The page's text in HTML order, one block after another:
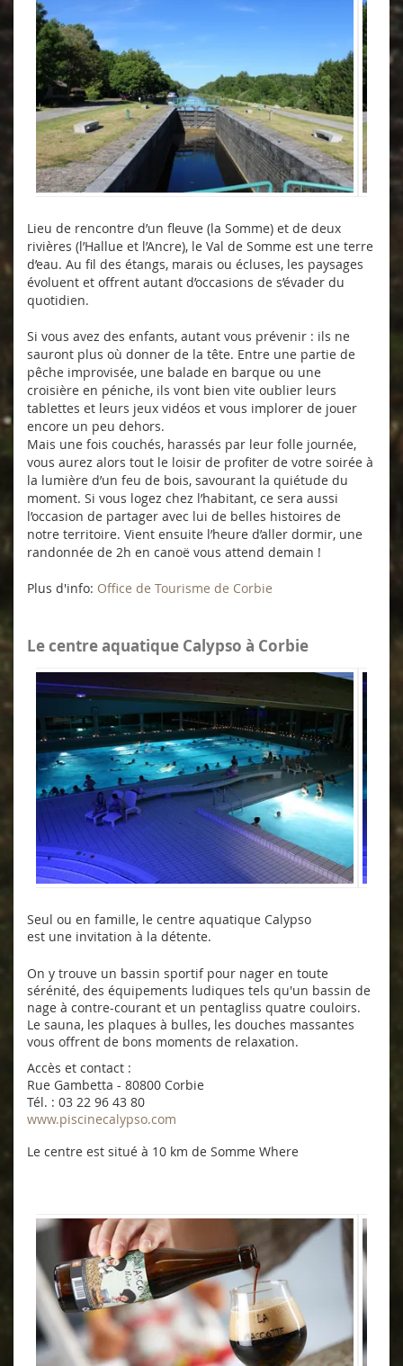
Lieu de rencontre d’un fleuve (la Somme) et de deux
rivières (l’Hallue et l’Ancre), le Val de Somme est une terre
d’eau. Au fil des étangs, marais ou écluses, les paysages
évoluent et offrent autant d’occasions de s’évader du
quotidien.
Si vous avez des enfants, autant vous prévenir : ils ne
sauront plus où donner de la tête. Entre une partie de
pêche improvisée, une balade en barque ou une
croisière en péniche, ils vont bien vite oublier leurs
tablettes et leurs jeux vidéos et vous implorer de jouer
encore un peu dehors.
Mais une fois couchés, harassés par leur folle journée,
vous aurez alors tout le loisir de profiter de votre soirée à
la lumière d’un feu de bois, savourant la quiétude du
moment. Si vous logez chez l’habitant, ce sera aussi
l’occasion de partager avec lui de belles histoires de
notre territoire. Vient ensuite l’heure d’aller dormir, une
randonnée de 2h en canoë vous attend demain !
Plus d'info: Office de Tourisme de Corbie
Le centre aquatique Calypso à Corbie
Seul ou en famille, le centre aquatique Calypso
est une invitation à la détente.
On y trouve un bassin sportif pour nager en toute
sérénité, des équipements ludiques tels qu'un bassin de
nage à contre-courant et un pentagliss quatre couloirs.
Le sauna, les plaques à bulles, les douches massantes
vous offrent de bons moments de relaxation.
Accès et contact :
Rue Gambetta - 80800 Corbie
Tél. : 03 22 96 43 80
www.piscinecalypso.com
Le centre est situé à 10 km de Somme Where